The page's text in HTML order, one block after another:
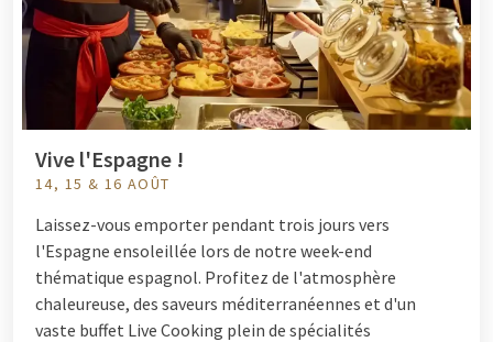
Vive l'Espagne !
14, 15 & 16 AOÛT
Laissez-vous emporter pendant trois jours vers
l'Espagne ensoleillée lors de notre week-end
thématique espagnol. Profitez de l'atmosphère
chaleureuse, des saveurs méditerranéennes et d'un
vaste buffet Live Cooking plein de spécialités